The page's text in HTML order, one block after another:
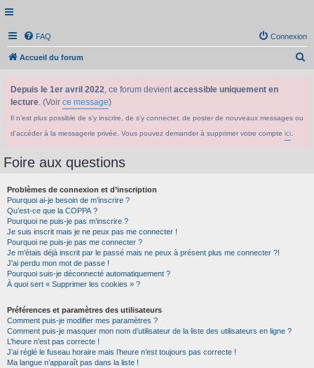
FAQ Connexion
Accueil du forum
Depuis le 1er avril 2022, ce forum devientaccessible uniquement en
lecture. (Voir ce message)
Il n'est plus possible de s'y inscrire, de s'y connecter, de poster de nouveaux messages ou
d'accéder à la messagerie privée. Vous pouvez demander à supprimer votre compte ici
Foire aux questions
Problèmes de connexion et d’inscription
Pourquoi ai-je besoin de m’inscrire ?
Qu’est-ce que la COPPA ?
Pourquoi ne puis-je pas m’inscrire ?
Je suis inscrit mais je ne peux pas me connecter !
Pourquoi ne puis-je pas me connecter ?
Je m’étais déjà inscrit par le passé mais ne peux à présent plus me connecter ?!
J’ai perdu mon mot de passe !
Pourquoi suis-je déconnecté automatiquement ?
À quoi sert « Supprimer les cookies » ?
Préférences et paramètres des utilisateurs
Comment puis-je modifier mes paramètres ?
Comment puis-je masquer mon nom d’utilisateur de la liste des utilisateurs en ligne ?
L’heure n’est pas correcte !
J’ai réglé le fuseau horaire mais l’heure n’est toujours pas correcte !
Ma langue n’apparaît pas dans la liste !